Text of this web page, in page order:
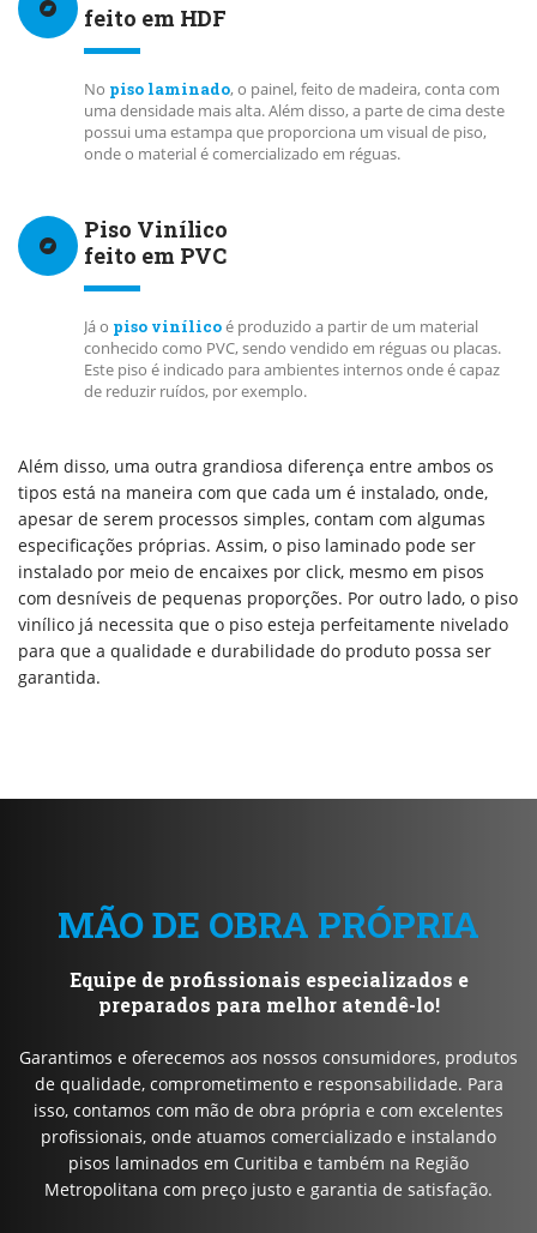
feito em HDF
No piso laminado, o painel, feito de madeira, conta com
uma densidade mais alta. Além disso, a parte de cima deste
possui uma estampa que proporciona um visual de piso,
onde o material é comercializado em réguas.
Piso Vinílico
feito em PVC
Já o piso vinílicoé produzido a partir de um material
conhecido como PVC, sendo vendido em réguas ou placas.
Este piso é indicado para ambientes internos onde é capaz
de reduzir ruídos, por exemplo.
Além disso, uma outra grandiosa diferença entre ambos os
tipos está na maneira com que cada um é instalado, onde,
apesar de serem processos simples, contam com algumas
especificações próprias. Assim, o piso laminado pode ser
instalado por meio de encaixes por click, mesmo em pisos
com desníveis de pequenas proporções. Por outro lado, o piso
vinílico já necessita que o piso esteja perfeitamente nivelado
para que a qualidade e durabilidade do produto possa ser
garantida.
MÃO DE OBRA PRÓPRIA
Equipe de profissionais especializados e
preparados para melhor atendê-lo!
Garantimos e oferecemos aos nossos consumidores, produtos
de qualidade, comprometimento e responsabilidade. Para
isso, contamos com mão de obra própria e com excelentes
profissionais, onde atuamos comercializado e instalando
pisos laminados em Curitiba e também na Região
Metropolitana com preço justo e garantia de satisfação.